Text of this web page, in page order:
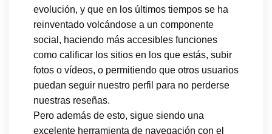
evolución, y que en los últimos tiempos se ha
reinventado volcándose a un componente
social, haciendo más accesibles funciones
como calificar los sitios en los que estás, subir
fotos o vídeos, o permitiendo que otros usuarios
puedan seguir nuestro perfil para no perderse
nuestras reseñas.
Pero además de esto, sigue siendo una
excelente herramienta de navegación con el